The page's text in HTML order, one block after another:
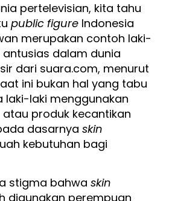
pertelevisian, kita tahu
public figure Indonesia
merupakan contoh laki-
dalam dunia
dari suara.com, menurut
ini bukan hal yang tabu
laki-laki menggunakan
produk kecantikan
dasarnya skin
kebutuhan bagi
stigma bahwa skin
digunakan perempuan